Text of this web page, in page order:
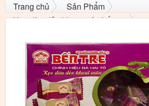
Trang chủ
Sản Phẩm
Kẹo dừa dẻo khoai môn bến tre